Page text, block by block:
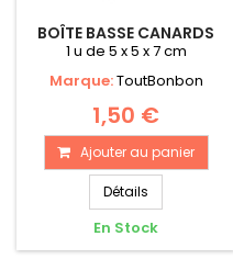
BOÎTE BASSE CANARDS
1 u de 5 x 5 x 7 cm
Marque:ToutBonbon
1,50 €
Ajouter au panier
Détails
En Stock